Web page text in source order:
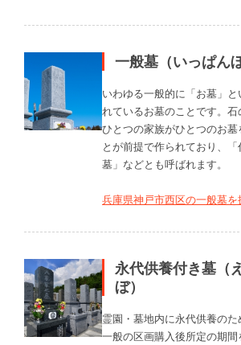
一般墓（いっぱんぼ
いわゆる一般的に「お墓」と
れているお墓のことです。石
ひとつの家族がひとつのお墓
とが前提で作られており、
墓」などとも呼ばれます。
兵庫県神戸市西区の一般墓を
永代供養付き墓（
ぼ）
霊園・墓地内に永代供養のた
一般の区画購入後所定の期